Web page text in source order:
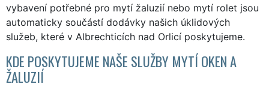
vybavení potřebné pro mytí žaluzií nebo mytí rolet jsou
automaticky součástí dodávky našich úklidových
služeb, které v Albrechticích nad Orlicí poskytujeme.
KDE POSKYTUJEME NAŠE SLUŽBY MYTÍ OKEN A
ŽALUZIÍ